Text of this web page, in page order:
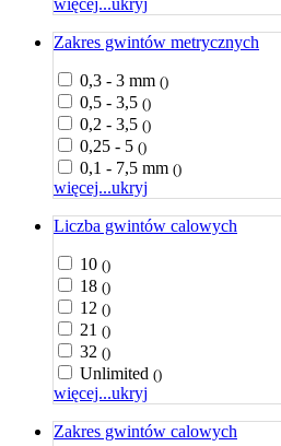
więcej...ukryj
Zakres gwintów metrycznych
0,3 - 3 mm ()
0,5 - 3,5 ()
0,2 - 3,5 ()
0,25 - 5 ()
0,1 - 7,5 mm ()
więcej...ukryj
Liczba gwintów calowych
10 ()
18 ()
12 ()
21 ()
32 ()
Unlimited ()
więcej...ukryj
Zakres gwintów calowych